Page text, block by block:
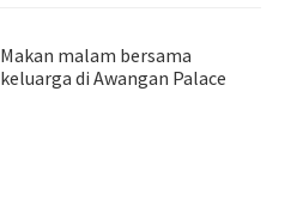
Makan malam bersama
keluarga di Awangan Palace